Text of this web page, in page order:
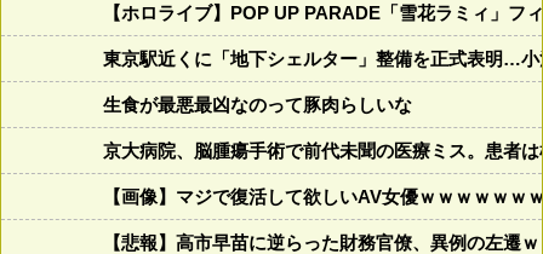
【ホロライブ】POP UP PARADE「雪花ラミィ」フ
東京駅近くに「地下シェルター」整備を正式表明…
生食が最悪最凶なのって豚肉らしいな
京大病院、脳腫瘍手術で前代未聞の医療ミス。患者
【画像】マジで復活して欲しいAV女優ｗｗｗｗｗｗ
【悲報】高市早苗に逆らった財務官僚、異例の左遷